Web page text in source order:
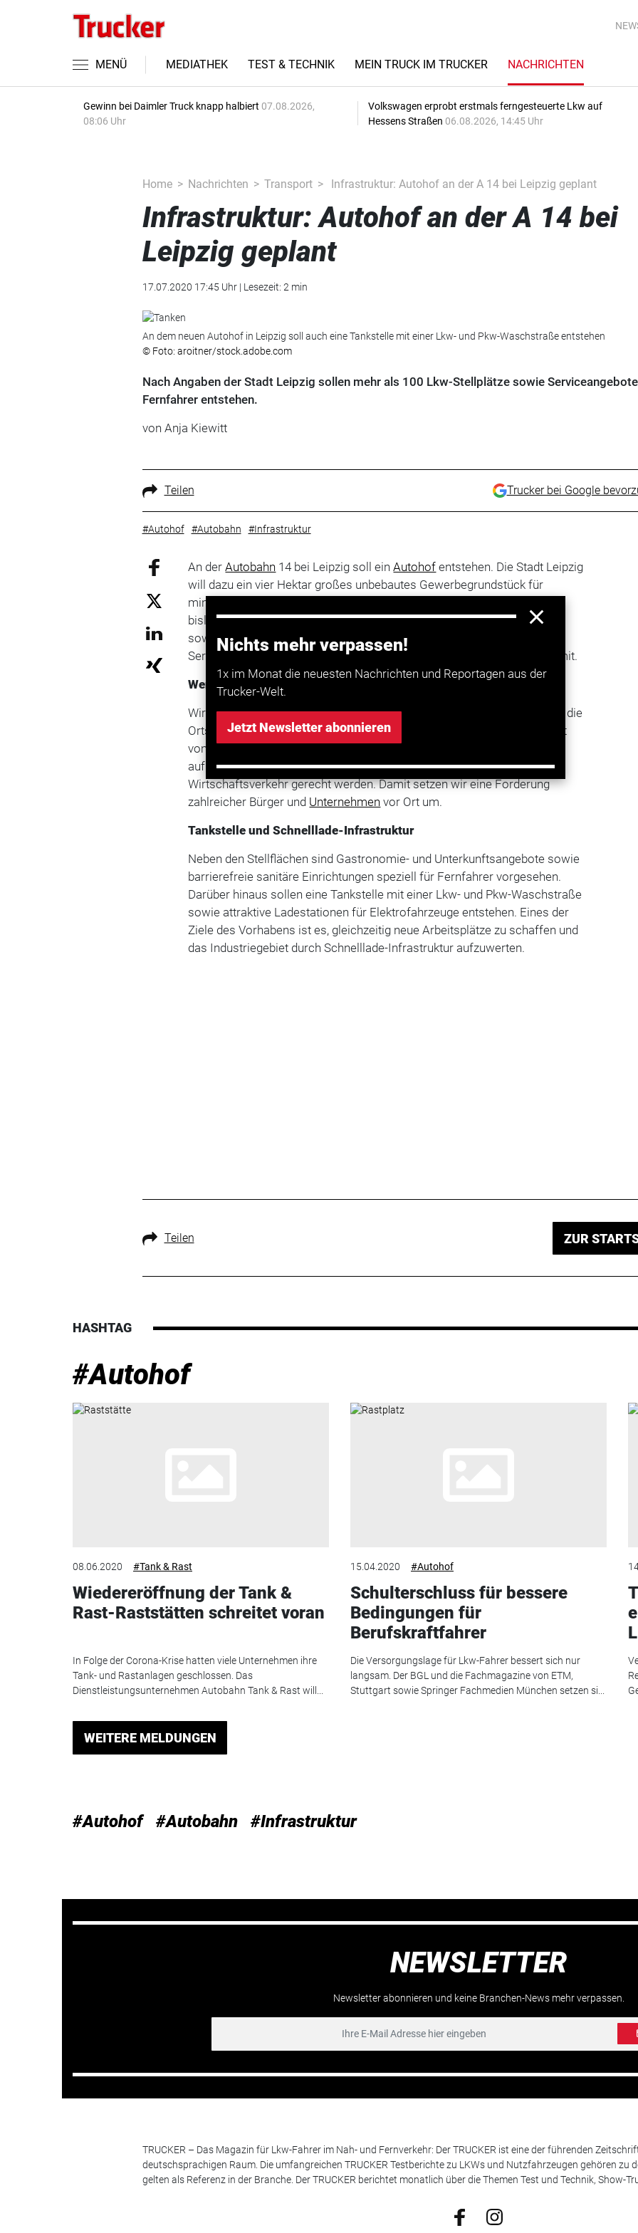
MENÜ MEDIATHEK TEST & TECHNIK MEIN TRUCK IM TRUCKER NACHRICHTEN
Gewinn bei Daimler Truck knapp halbiert 07.08.2026,
08:06 Uhr
Volkswagen erprobt erstmals ferngesteuerte Lkw auf
Hessens Straßen 06.08.2026, 14:45 Uhr
Home Nachrichten Transport Infrastruktur: Autohof an der A 14 bei Leipzig geplant
Infrastruktur: Autohof an der A 14 bei
Leipzig geplant
17.07.2020 17:45 Uhr | Lesezeit: 2 min
An dem neuen Autohof in Leipzig soll auch eine Tankstelle mit einer Lkw- und Pkw-Waschstraße entstehen
© Foto: aroitner/stock.adobe.com
Nach Angaben der Stadt Leipzig sollen mehr als 100 Lkw-Stellplätze sowie
Fernfahrer entstehen.
von Anja Kiewitt
Teilen Trucker bei Google
#Autohof #Autobahn #Infrastruktur
Nichts mehr verpassen!
1x im Monat die neuesten Nachrichten und Reportagen aus der
Trucker-Welt.
Jetzt Newsletter abonnieren
An derAutobahn 14 bei Leipzig soll einAutohof entstehen. Die Stadt Leipzig
will dazu ein vier Hektar großes unbebautes Gewerbegrundstück für
mindestens 1,6 Millionen Euro an einen Investor verkaufen. Auf dem
bislang stadteigenen Gelände sollen dann mehr als 100 Lkw-Stellplätze
sowie öffentlich zugängliche Ladestationen für Elektroautos und
Serviceangebote für Fernfahrer und Reisende entstehen, teilt die Stadt mit.
Weniger Lkw-Verkehr im Industriegebiet
Wirtschaftsbürgermeister Uwe Albrecht: „Mit der Maßnahme wollen wir die
Ortschaften um den Industriepark Nord sowie das Industriegebiet selbst
von einem erhöhten Aufkommen an Lkw-Verkehr entlasten und dem
aufkommenden Druck nach Parkraum für den steigenden
Wirtschaftsverkehr gerecht werden. Damit setzen wir eine Forderung
zahlreicher Bürger und Unternehmen vor Ort um.
Tankstelle und Schnelllade-Infrastruktur
Neben den Stellflächen sind Gastronomie- und Unterkunftsangebote sowie
barrierefreie sanitäre Einrichtungen speziell für Fernfahrer vorgesehen.
Darüber hinaus sollen eine Tankstelle mit einer Lkw- und Pkw-Waschstraße
sowie attraktive Ladestationen für Elektrofahrzeuge entstehen. Eines der
Ziele des Vorhabens ist es, gleichzeitig neue Arbeitsplätze zu schaffen und
das Industriegebiet durch Schnelllade-Infrastruktur aufzuwerten.
Teilen ZUR
HASHTAG
#Autohof
08.06.2020 #Tank & Rast
Wiedereröffnung der Tank &
Rast-Raststätten schreitet voran
In Folge der Corona-Krise hatten viele Unternehmen ihre
Tank- und Rastanlagen geschlossen. Das
Dienstleistungsunternehmen Autobahn Tank & Rast will...
15.04.2020 #Autohof
Schulterschluss für bessere
Bedingungen für
Berufskraftfahrer
Die Versorgungslage für Lkw-Fahrer bessert sich nur
langsam. Der BGL und die Fachmagazine von ETM,
Stuttgart sowie Springer Fachmedien München setzen si...
WEITERE MELDUNGEN
#Autohof #Autobahn #Infrastruktur
NEWSLETTER
Newsletter abonnieren und keine Branchen-News mehr verpassen.
TRUCKER – Das Magazin für Lkw-Fahrer im Nah- und Fernverkehr: Der TRUCKER ist eine der führenden
deutschsprachigen Raum. Die umfangreichen TRUCKER Testberichte zu LKWs und Nutzfahrzeugen gehören zu
gelten als Referenz in der Branche. Der TRUCKER berichtet monatlich über die Themen Test und Technik, Show-